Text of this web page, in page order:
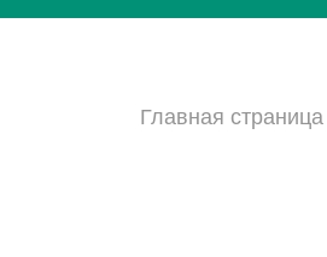
Главная страница